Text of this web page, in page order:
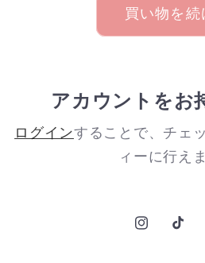
買い物を続
アカウントをお
ログインすることで、チェ
ィーに行え
Instagram